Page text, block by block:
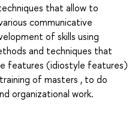
that allow to
communicative
of skills using
and techniques that
features (idiostyle features)
of masters , to do
organizational work.